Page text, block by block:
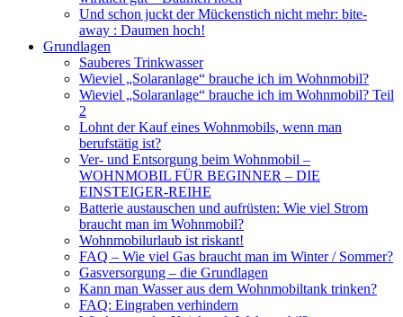
Und schon juckt der Mückenstich nicht mehr: bite-
away : Daumen hoch!
Grundlagen
Sauberes Trinkwasser
Wieviel „Solaranlage“ brauche ich im Wohnmobil?
Wieviel „Solaranlage“ brauche ich im Wohnmobil? Teil
2
Lohnt der Kauf eines Wohnmobils, wenn man
berufstätig ist?
Ver- und Entsorgung beim Wohnmobil –
WOHNMOBIL FÜR BEGINNER – DIE
EINSTEIGER-REIHE
Batterie austauschen und aufrüsten: Wie viel Strom
braucht man im Wohnmobil?
Wohnmobilurlaub ist riskant!
FAQ – Wie viel Gas braucht man im Winter / Sommer?
Gasversorgung – die Grundlagen
Kann man Wasser aus dem Wohnmobiltank trinken?
FAQ: Eingraben verhindern